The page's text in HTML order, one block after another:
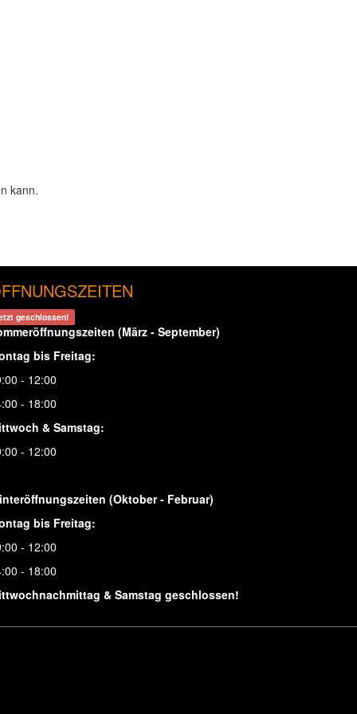
kann.
geschlossen!
(März - September)
bis Freitag:
- 12:00
- 18:00
& Samstag:
- 12:00
(Oktober - Februar)
bis Freitag:
- 12:00
- 18:00
& Samstag geschlossen!